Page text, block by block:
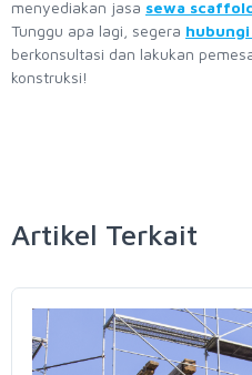
menyediakan jasa sewa
Tunggu apa lagi, segera
berkonsultasi dan lakukan
konstruksi!
Artikel Terkait